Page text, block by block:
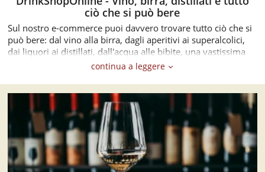
ciò che si può bere
Sul nostro e-commerce puoi davvero trovare tutto ciò che si
può bere: dal vino alla birra, dagli aperitivi ai superalcolici,
dai liquori ai distillati, dall'acqua alle bibite, una vastissima
scelta, per ogni fascia di prezzo.
Cerca ciò che ti serve tra 7000 prodotti, una selezione da veri
esperti che soltanto chi, come noi, lavora da più di 40 anni
nel beverage sa fare. Ogni prodotto è pronto per arrivare
dagli scaffali dei nostri grandi store a casa tua, ti bastano
pochi clic!
continua a leggere